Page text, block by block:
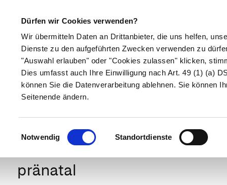
Dürfen wir Cookies verwenden?
Wir übermitteln Daten an Drittanbieter, die uns helfen,
Dienste zu den aufgeführten Zwecken verwenden zu
"Auswahl erlauben" oder "Cookies zulassen" klicken,
Dies umfasst auch Ihre Einwilligung nach Art. 49 (1) (a)
können Sie die Datenverarbeitung ablehnen. Sie können
Seitenende ändern.
Einwilligungsauswahl
Notwendig Standortdienste
Symptome Therapie Medikamente
pränatal